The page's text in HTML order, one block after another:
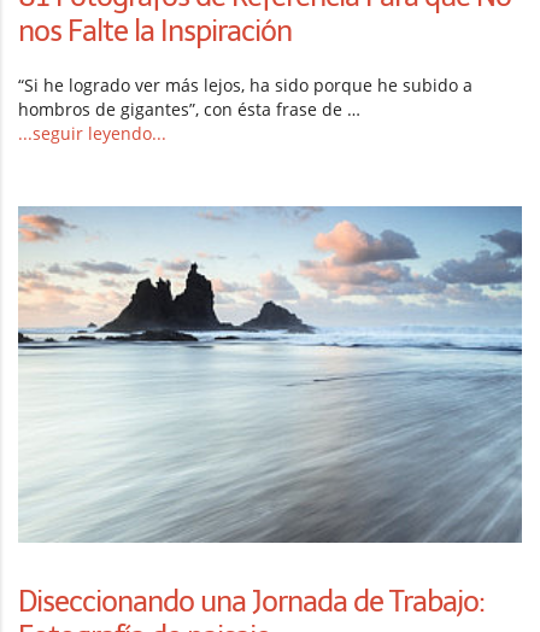
nos Falte la Inspiración
“Si he logrado ver más lejos, ha sido porque he subido a
hombros de gigantes”, con ésta frase de …
...seguir leyendo...
Diseccionando una Jornada de Trabajo: